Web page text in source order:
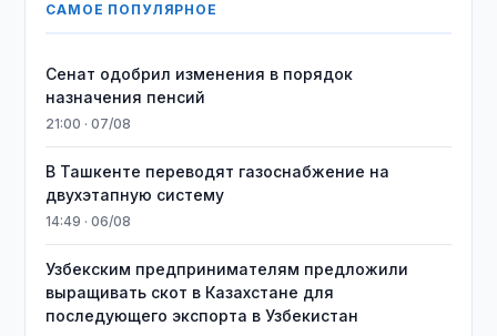
САМОЕ ПОПУЛЯРНОЕ
Сенат одобрил изменения в порядок
назначения пенсий
21:00 · 07/08
В Ташкенте переводят газоснабжение на
двухэтапную систему
14:49 · 06/08
Узбекским предпринимателям предложили
выращивать скот в Казахстане для
последующего экспорта в Узбекистан